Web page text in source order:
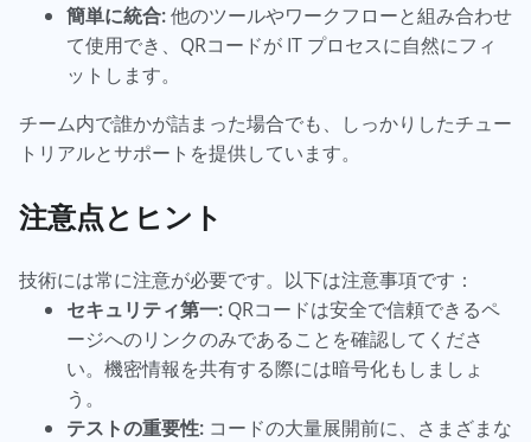
簡単に統合:他のツールやワークフローと組み合わせ
て使用でき、QRコードが IT プロセスに自然にフィ
ットします。
チーム内で誰かが詰まった場合でも、しっかりしたチュー
トリアルとサポートを提供しています。
注意点とヒント
技術には常に注意が必要です。以下は注意事項です：
セキュリティ第一: QRコードは安全で信頼できるペ
ージへのリンクのみであることを確認してくださ
い。機密情報を共有する際には暗号化もしましょ
う。
テストの重要性: コードの大量展開前に、さまざまな